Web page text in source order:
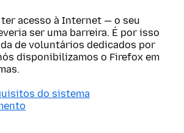
ter acesso à Internet — o seu
ser uma barreira. É por isso
de voluntários dedicados por
disponibilizamos o Firefox em
do sistema